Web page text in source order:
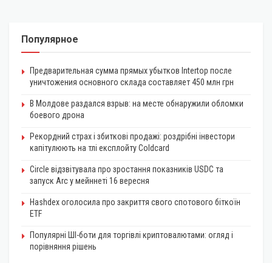
Популярное
Предварительная сумма прямых убытков Intertop после
уничтожения основного склада составляет 450 млн грн
В Молдове раздался взрыв: на месте обнаружили обломки
боевого дрона
Рекордний страх і збиткові продажі: роздрібні інвестори
капітулюють на тлі експлойту Coldcard
Circle відзвітувала про зростання показників USDC та
запуск Arc у мейннеті 16 вересня
Hashdex оголосила про закриття свого спотового біткоїн
ETF
Популярні ШІ-боти для торгівлі криптовалютами: огляд і
порівняння рішень